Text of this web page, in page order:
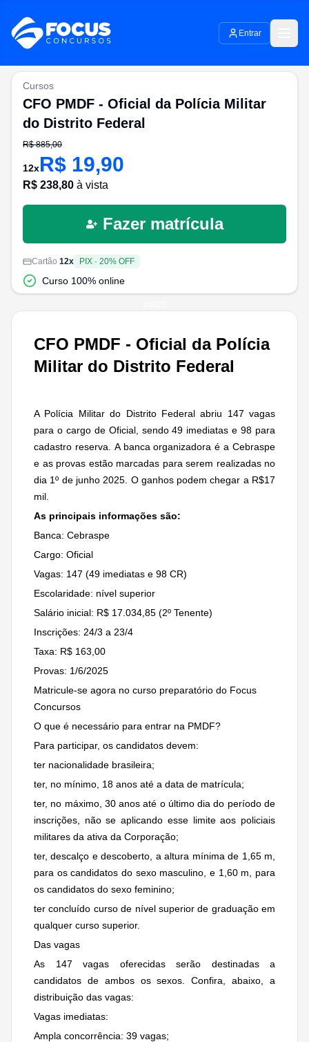
Entrar
CFO PMDF - Oficial da Polícia
Militar do Distrito Federal
A Polícia Militar do Distrito Federal abriu 147 vagas
para o cargo de Oficial, sendo 49 imediatas e 98 para
cadastro reserva. A banca organizadora é a Cebraspe
e as provas estão marcadas para serem realizadas no
dia 1º de junho 2025. O ganhos podem chegar a R$17
mil.
As principais informações são:
Banca: Cebraspe
Cargo: Oficial
Vagas: 147 (49 imediatas e 98 CR)
Escolaridade: nível superior
Salário inicial: R$ 17.034,85 (2º Tenente)
Inscrições: 24/3 a 23/4
Taxa: R$ 163,00
Provas: 1/6/2025
Matricule-se agora no curso preparatório do Focus
Concursos
O que é necessário para entrar na PMDF?
Para participar, os candidatos devem:
ter nacionalidade brasileira;
ter, no mínimo, 18 anos até a data de matrícula;
ter, no máximo, 30 anos até o último dia do período de
inscrições, não se aplicando esse limite aos policiais
militares da ativa da Corporação;
ter, descalço e descoberto, a altura mínima de 1,65 m,
para os candidatos do sexo masculino, e 1,60 m, para
os candidatos do sexo feminino;
ter concluído curso de nível superior de graduação em
qualquer curso superior.
Das vagas
As 147 vagas oferecidas serão destinadas a
candidatos de ambos os sexos. Confira, abaixo, a
distribuição das vagas:
Vagas imediatas:
Ampla concorrência: 39 vagas;
Cursos
CFO PMDF - Oficial da Polícia Militar
do Distrito Federal
R$885,00
12xR$ 19,90
R$ 238,80 à vista
Fazer matrícula
Cartão 12x PIX · 20% OFF
Curso 100% online